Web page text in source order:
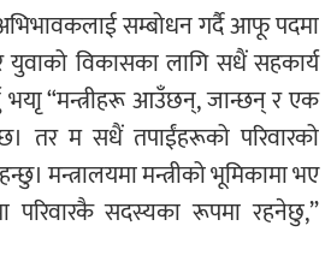
र अभिभावकलाई सम्बोधन गर्दै आफू पदमा
युवाको विकासका लागि सधैं सहकार्य
भयाृ “मन्त्रीहरू आउँछन्, जान्छन् र एक
तर म सधैं तपाईंहरूको परिवारको
मन्त्रालयमा मन्त्रीको भूमिकामा भए
परिवारकै सदस्यका रूपमा रहनेछु,”